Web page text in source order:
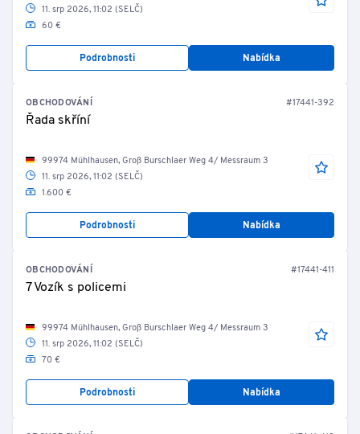
11. srp 2026, 11:02 (SELČ)
60 €
Podrobnosti Nabídka
OBCHODOVÁNÍ #17441-392
Řada skříní
99974 Mühlhausen, Groß Burschlaer Weg 4/ Messraum 3
11. srp 2026, 11:02 (SELČ)
1.600 €
Podrobnosti Nabídka
OBCHODOVÁNÍ #17441-411
7 Vozík s policemi
99974 Mühlhausen, Groß Burschlaer Weg 4/ Messraum 3
11. srp 2026, 11:02 (SELČ)
70 €
Podrobnosti Nabídka